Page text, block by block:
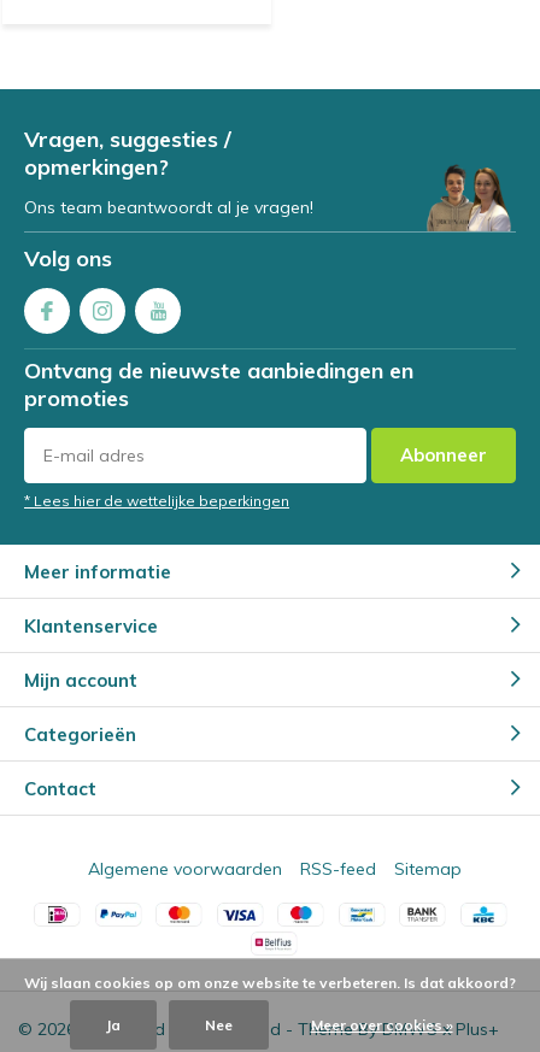
Vragen, suggesties /
opmerkingen?
Ons team beantwoordt al je vragen!
Volg ons
Ontvang de nieuwste aanbiedingen en
promoties
Abonneer
* Lees hier de wettelijke beperkingen
Meer informatie
Klantenservice
Mijn account
Categorieën
Contact
© 2026 - Powered by Lightspeed - Theme ByDMWSxPlus+
Algemene voorwaarden RSS-feed Sitemap
Wij slaan cookies op om onze website te verbeteren. Is dat akkoord?
Ja Nee Meer over cookies »